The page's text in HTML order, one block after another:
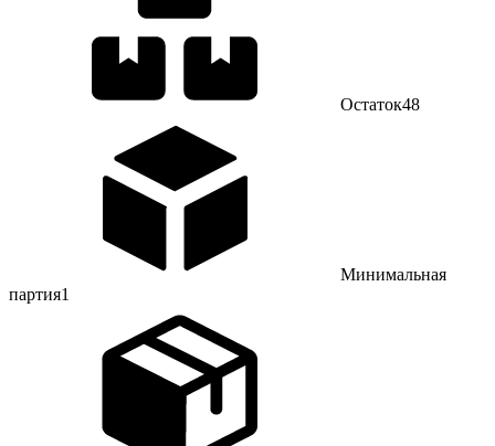
Остаток48
Минимальная
партия1